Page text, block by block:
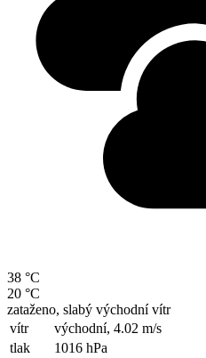
38 °C
20 °C
zataženo, slabý východní vítr
vítr
východní, 4.02 m/s
tlak
1016 hPa